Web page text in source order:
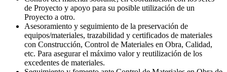
de Proyecto y apoyo para su posible utilización de un
Proyecto a otro.
Asesoramiento y seguimiento de la preservación de
equipos/materiales, trazabilidad y certificados de materiales
con Construcción, Control de Materiales en Obra, Calidad,
etc. Para asegurar el máximo valor y reutilización de los
excedentes de materiales.